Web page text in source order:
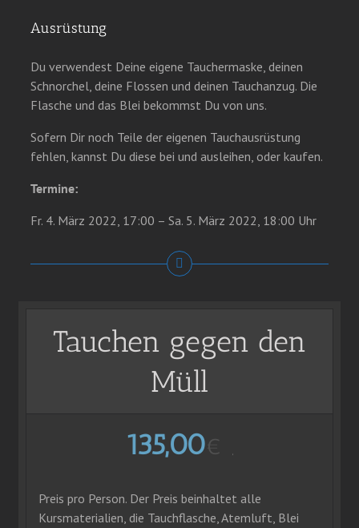
Ausrüstung
Du verwendest Deine eigene Tauchermaske, deinen
Schnorchel, deine Flossen und deinen Tauchanzug. Die
Flasche und das Blei bekommst Du von uns.
Sofern Dir noch Teile der eigenen Tauchausrüstung
fehlen, kannst Du diese bei und ausleihen, oder kaufen.
Termine:
Fr. 4. März 2022, 17:00 – Sa. 5. März 2022, 18:00 Uhr
Tauchen gegen den
Müll
135,00€ ,
Preis pro Person. Der Preis beinhaltet alle
Kursmaterialien, die Tauchflasche, Atemluft, Blei